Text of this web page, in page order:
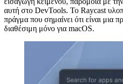
Το Raycast είναι ένα δωρεάν
εκτελείτε μια μεγάλη ποικιλία
Ανοίγει μέσω μιας συντόμευσης
εισαγωγή κειμένου, παρόμοια με
αυτή στο DevTools. Το Raycast
πράγμα που σημαίνει ότι είναι μια
διαθέσιμη μόνο για macOS.